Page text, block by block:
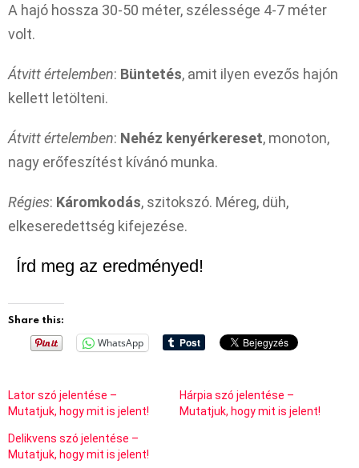
A hajó hossza 30-50 méter, szélessége 4-7 méter
volt.
Átvitt értelemben: Büntetés, amit ilyen evezős hajón
kellett letölteni.
Átvitt értelemben: Nehéz kenyérkereset, monoton,
nagy erőfeszítést kívánó munka.
Régies: Káromkodás, szitokszó. Méreg, düh,
elkeseredettség kifejezése.
Írd meg az eredményed!
Share this:
WhatsApp
Lator szó jelentése –
Mutatjuk, hogy mit is jelent!
Hárpia szó jelentése –
Mutatjuk, hogy mit is jelent!
Delikvens szó jelentése –
Mutatjuk, hogy mit is jelent!